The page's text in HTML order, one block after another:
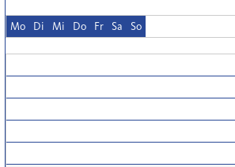
Mo Di Mi Do Fr Sa So